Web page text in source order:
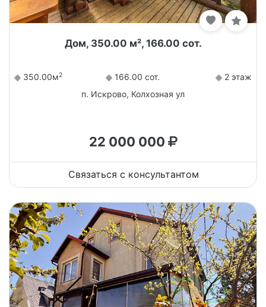
Дом, 350.00 м², 166.00 сот.
350.00м2 166.00 сот.
2 этаж
п. Искрово, Колхозная ул
22 000 000
Связаться с консультантом